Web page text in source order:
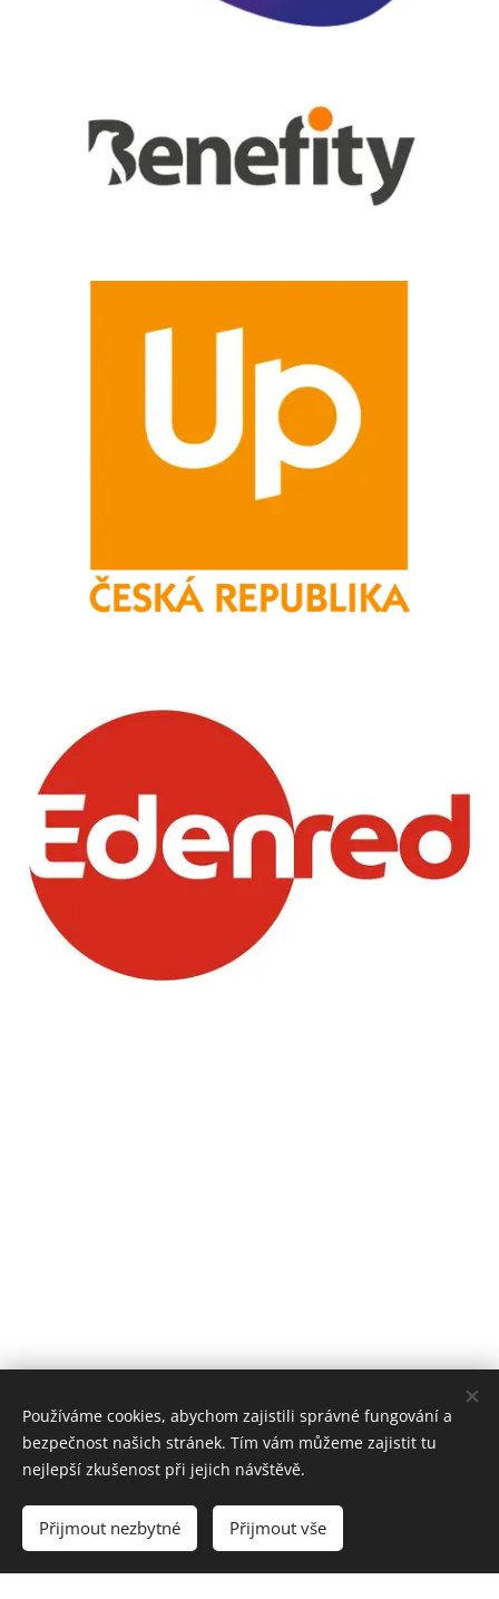
Používáme cookies, abychom zajistili správné fungování a
bezpečnost našich stránek. Tím vám můžeme zajistit tu
nejlepší zkušenost při jejich návštěvě.
Přijmout nezbytné Přijmout vše